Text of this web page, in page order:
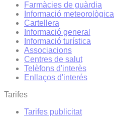
Farmàcies de guàrdia
Informació meteorològica
Cartellera
Informació general
Informació turística
Associacions
Centres de salut
Telèfons d'interès
Enllaços d'interés
Tarifes
Tarifes publicitat